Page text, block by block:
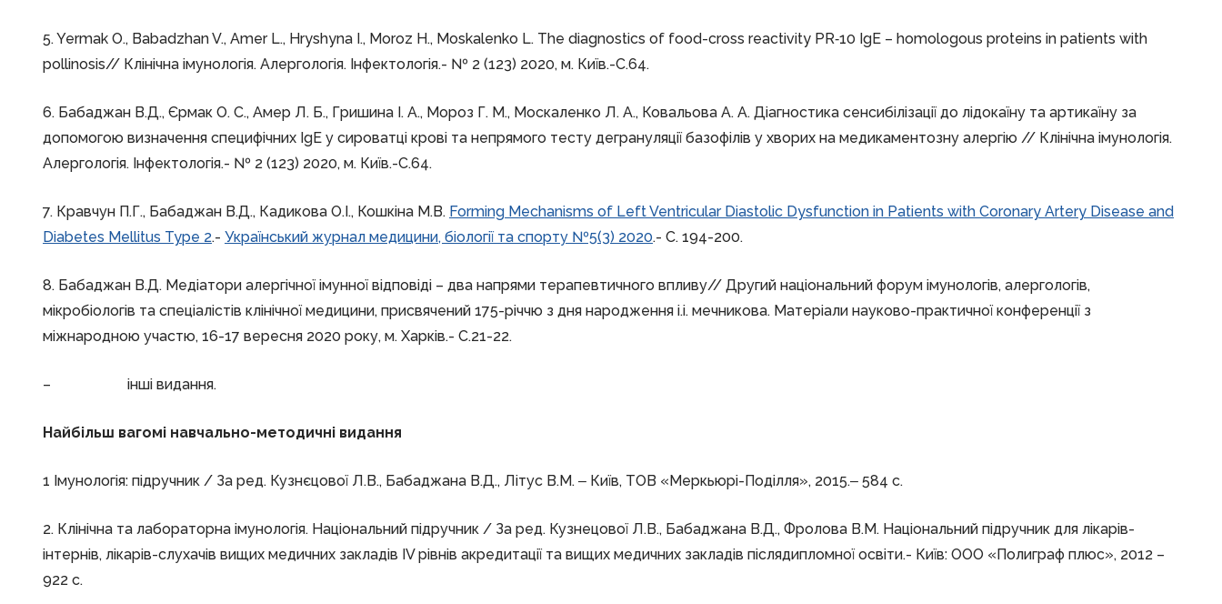
5. Yermak О., Babadzhan V., Amer L., Hryshyna I., Moroz H., Moskalenko L. The diagnostics of food-cross reactivity PR‑10 IgE – homologous proteins in patients with
pollinosis// Клінічна імунологія. Алергологія. Інфектологія.- № 2 (123) 2020, м. Київ.-C.64.
6. Бабаджан В.Д., Єрмак О. С., Амер Л. Б., Гришина І. А., Мороз Г. М., Москаленко Л. А., Ковальова А. А. Діагностика сенсибілізації до лідокаїну та артикаїну за
допомогою визначення специфічних ІgЕ у сироватці крові та непрямого тесту дегрануляції базофілів у хворих на медикаментозну алергію // Клінічна імунологія.
Алергологія. Інфектологія.- № 2 (123) 2020, м. Київ.-C.64.
7. Кравчун П.Г., Бабаджан В.Д., Кадикова О.І., Кошкіна М.В. Forming Mechanisms of Left Ventricular Diastolic Dysfunction in Patients with Coronary Artery Disease and
Diabetes Mellitus Type 2.- Український журнал медицини, біології та спорту №5(3) 2020.- С. 194-200.
8. Бабаджан В.Д. Медіатори алергічної імунної відповіді – два напрями терапевтичного впливу// Другий національний форум імунологів, алергологів,
мікробіологів та спеціалістів клінічної медицини, присвячений 175-річчю з дня народження і.і. мечникова. Матеріали науково-практичної конференції з
міжнародною участю, 16-17 вересня 2020 року, м. Харків.- C.21-22.
– інші видання.
Найбільш вагомі навчально-методичні видання
1 Імунологія: підручник / За ред. Кузнєцової Л.В., Бабаджана В.Д., Літус В.М. ‒ Київ, ТОВ «Меркьюрі-Поділля», 2015.‒ 584 с.
2. Клінічна та лабораторна імунологія. Національний підручник / За ред. Кузнецової Л.В., Бабаджана В.Д., Фролова В.М. Національний підручник для лікарів-
інтернів, лікарів-слухачів вищих медичних закладів IV рівнів акредитації та вищих медичних закладів післядипломної освіти.- Київ: ООО «Полиграф плюс», 2012 –
922 с.